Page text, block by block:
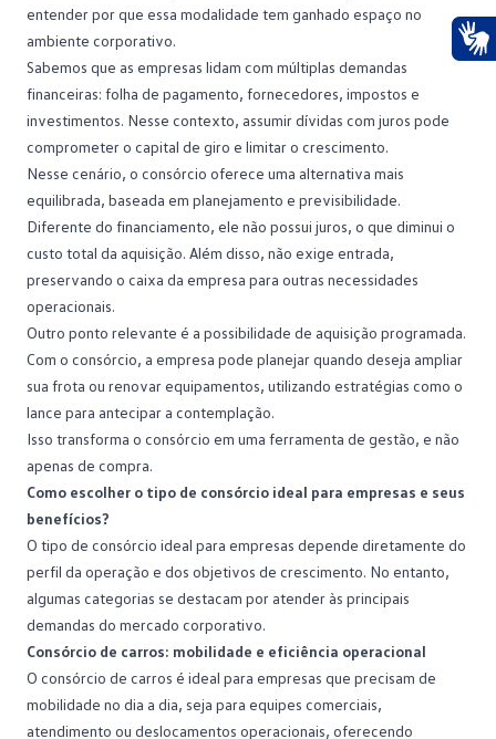
entender por que essa modalidade tem ganhado espaço no
ambiente corporativo.
Sabemos que as empresas lidam com múltiplas demandas
financeiras: folha de pagamento, fornecedores, impostos e
investimentos. Nesse contexto, assumir dívidas com juros pode
comprometer o capital de giro e limitar o crescimento.
Nesse cenário, o consórcio oferece uma alternativa mais
equilibrada, baseada em planejamento e previsibilidade.
Diferente do financiamento, ele não possui juros, o que diminui o
custo total da aquisição. Além disso, não exige entrada,
preservando o caixa da empresa para outras necessidades
operacionais.
Outro ponto relevante é a possibilidade de aquisição programada.
Com o consórcio, a empresa pode planejar quando deseja ampliar
sua frota ou renovar equipamentos, utilizando estratégias como o
lance para antecipar a contemplação.
Isso transforma o consórcio em uma ferramenta de gestão, e não
apenas de compra.
Como escolher o tipo de consórcio ideal para empresas e seus
benefícios?
O tipo de consórcio ideal para empresas depende diretamente do
perfil da operação e dos objetivos de crescimento. No entanto,
algumas categorias se destacam por atender às principais
demandas do mercado corporativo.
Consórcio de carros: mobilidade e eficiência operacional
O consórcio de carros é ideal para empresas que precisam de
mobilidade no dia a dia, seja para equipes comerciais,
atendimento ou deslocamentos operacionais, oferecendo